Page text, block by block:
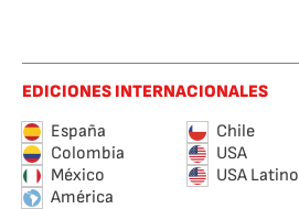
EDICIONES INTERNACIONALES
España
Chile
Colombia
USA
México
USA Latino
América